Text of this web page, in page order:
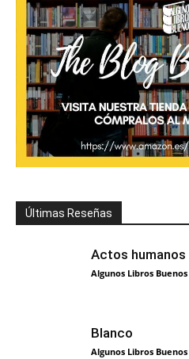
Últimas Reseñas
Actos humanos
Algunos Libros Buenos
Blanco
Algunos Libros Buenos